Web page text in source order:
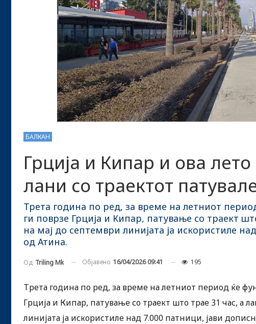
БАЛКАН
Грција и Кипар и ова
лани со траектот
Трета година по ред, за време на летниот
ги поврзе Грција и Кипар, патување со траект
на мај до септември линијата ја искористиле
од Атина.
Од Triling Mk Објавено 16/04/2026 09:41 195
Трета година по ред, за време на летниот период ќе
Грција и Кипар, патување со траект што трае 31 час, а
линијата ја искористиле над 7.000 патници, јави